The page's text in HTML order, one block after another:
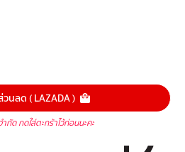
นลด ( LAZADA )
กัด กดใส่ตะกร้าไว้ก่อนนะคะ